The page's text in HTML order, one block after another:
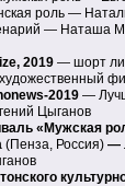
роль —
— Наташа
2019 — шорт
2019 —
Цыганов
«Мужская
(Пенза, Россия) —